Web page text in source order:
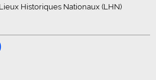
Historiques Nationaux (LHN)